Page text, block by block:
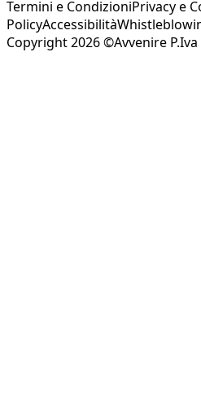
Termini e CondizioniPrivacy e
PolicyAccessibilità
Copyright 2026 ©Avvenire P.Iva